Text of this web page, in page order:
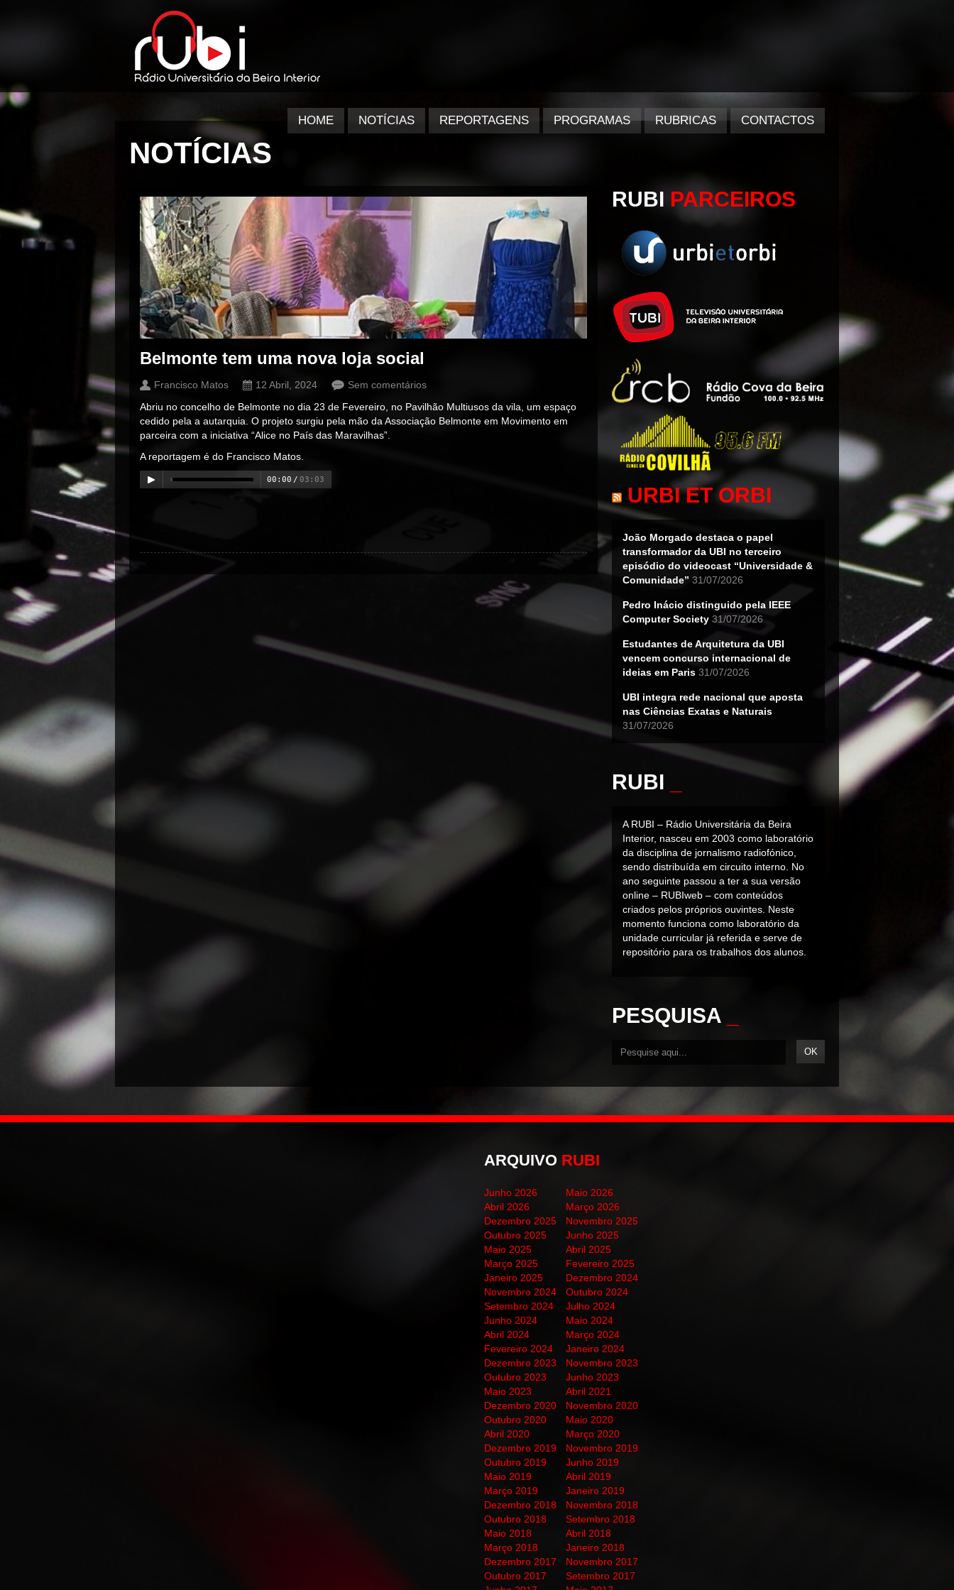
HOME NOTÍCIAS REPORTAGENS PROGRAMAS RUBRICAS CONTACTOS
NOTÍCIAS
RUBI PARCEIROS
URBI ET ORBI
João Morgado destaca o papel
transformador da UBI no terceiro
episódio do videocast “Universidade &
Comunidade” 31/07/2026
Pedro Inácio distinguido pela IEEE
Computer Society 31/07/2026
Estudantes de Arquitetura da UBI
vencem concurso internacional de
ideias em Paris 31/07/2026
UBI integra rede nacional que aposta
nas Ciências Exatas e Naturais
31/07/2026
RUBI
A RUBI – Rádio Universitária da Beira
Interior, nasceu em 2003 como laboratório
da disciplina de jornalismo radiofónico,
sendo distribuída em circuito interno. No
ano seguinte passou a ter a sua versão
online – RUBIweb – com conteúdos
criados pelos próprios ouvintes. Neste
momento funciona como laboratório da
unidade curricular já referida e serve de
repositório para os trabalhos dos alunos.
PESQUISA
Belmonte tem uma nova loja social
Francisco Matos 12 Abril, 2024
Sem comentários
Abriu no concelho de Belmonte no dia 23 de Fevereiro, no Pavilhão Multiusos da vila, um espaço
cedido pela a autarquia. O projeto surgiu pela mão da Associação Belmonte em Movimento em
parceira com a iniciativa “Alice no País das Maravilhas”.
A reportagem é do Francisco Matos.
00:00 / 03:03
ARQUIVO RUBI
Junho 2026
Maio 2026
Abril 2026
Março 2026
Dezembro 2025
Novembro 2025
Outubro 2025
Junho 2025
Maio 2025
Abril 2025
Março 2025
Fevereiro 2025
Janeiro 2025
Dezembro 2024
Novembro 2024
Outubro 2024
Setembro 2024
Julho 2024
Junho 2024
Maio 2024
Abril 2024
Março 2024
Fevereiro 2024
Janeiro 2024
Dezembro 2023
Novembro 2023
Outubro 2023
Junho 2023
Maio 2023
Abril 2021
Dezembro 2020
Novembro 2020
Outubro 2020
Maio 2020
Abril 2020
Março 2020
Dezembro 2019
Novembro 2019
Outubro 2019
Junho 2019
Maio 2019
Abril 2019
Março 2019
Janeiro 2019
Dezembro 2018
Novembro 2018
Outubro 2018
Setembro 2018
Maio 2018
Abril 2018
Março 2018
Janeiro 2018
Dezembro 2017
Novembro 2017
Outubro 2017
Setembro 2017